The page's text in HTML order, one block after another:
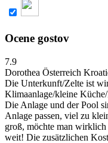
Ocene gostov
7.9
Dorothea Österreich
Die Unterkunft/Zelte ist
Klimaanlage/kleine
Die Anlage und der Pool
Anlage passen, viel zu
groß, möchte man
weit! Die zusätzlichen